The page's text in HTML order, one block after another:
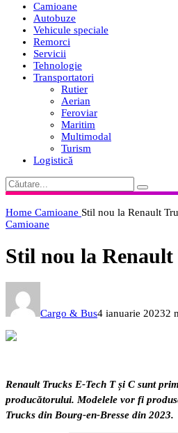
Camioane
Autobuze
Vehicule speciale
Remorci
Servicii
Tehnologie
Transportatori
Rutier
Aerian
Feroviar
Maritim
Multimodal
Turism
Logistică
Home Camioane Stil nou la Renault
Camioane
Stil nou la
Cargo & Bus4 ianuarie 20232
Renault Trucks E-Tech T și C sunt
producătorului. Modelele vor fi
Trucks din Bourg-en-Bresse din 2023.